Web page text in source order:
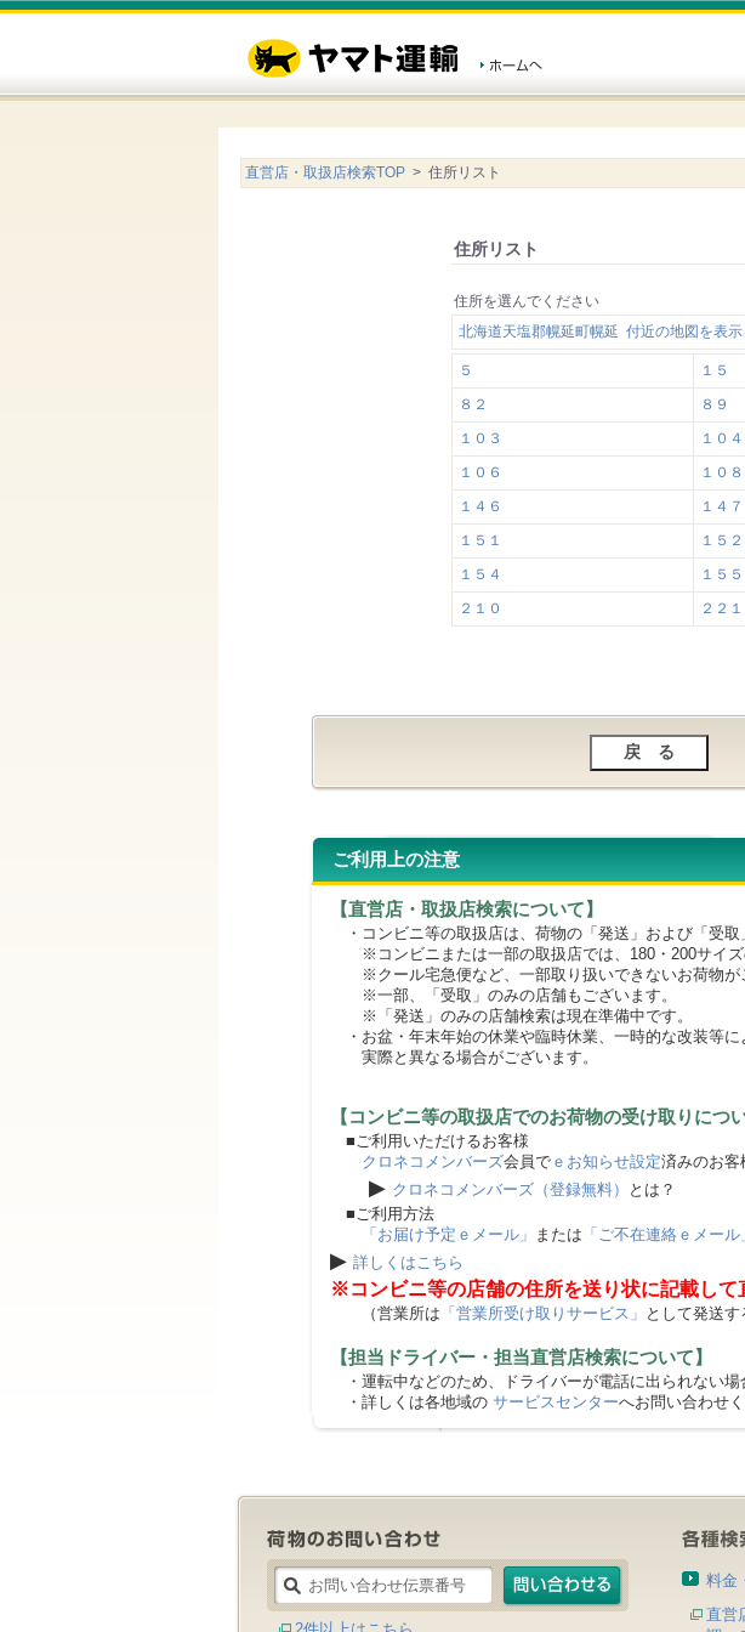
直営店・取扱店検索TOP > 住所リスト
住所リスト
住所を選んでください
北海道天塩郡幌延町幌延 付近の地図を表
５ １５
８２
８９
１０３
１０４
１０６
１０８
１４６
１４７
１５１
１５２
１５４
１５５
２１０
２２１
ご利用上の注意
【直営店・取扱店検索について】
・コンビニ等の取扱店は、荷物の「発送」および「受取
※コンビニまたは一部の取扱店では、180・200サイズ
※クール宅急便など、一部取り扱いできないお荷物が
※一部、「受取」のみの店舗もございます。
※「発送」のみの店舗検索は現在準備中です。
・お盆・年末年始の休業や臨時休業、一時的な改装等
実際と異なる場合がございます。
【コンビニ等の取扱店でのお荷物の受け取りにつ
■ご利用いただけるお客様
クロネコメンバーズ会員で ｅお知らせ設定済みのお客
▶ クロネコメンバーズ（登録無料）
とは？
■ご利用方法
「お届け予定ｅメール」 または 「ご不在連絡ｅメール
▶ 詳しくはこちら
※コンビニ等の店舗の住所を送り状に記載して
（営業所は 「営業所受け取りサービス」 として発送す
【担当ドライバー・担当直営店検索について】
・運転中などのため、ドライバーが電話に出られない場
・詳しくは各地域の サービスセンターへお問い合わせく
料金
直営